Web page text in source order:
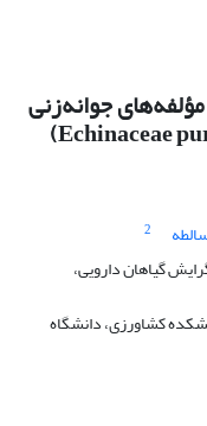
جوانه‌زنی
2
گیاهان دارویی،
کشاورزی، دانشگاه